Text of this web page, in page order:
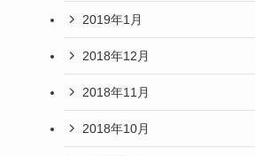
2019年1月
2018年12月
2018年11月
2018年10月